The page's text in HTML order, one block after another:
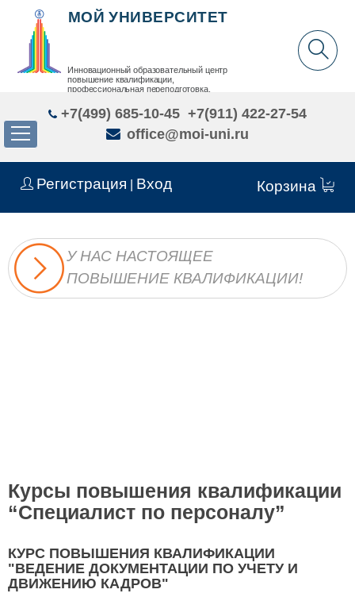
Регистрация Вход Корзина
МОЙ УНИВЕРСИТЕТ
Инновационный образовательный центр
повышение квалификации,
профессиональная переподготовка,
+7(499) 685-10-45 +7(911) 422-27-54
office@moi-uni.ru
У НАС НАСТОЯЩЕЕ
ПОВЫШЕНИЕ КВАЛИФИКАЦИИ!
Курсы повышения квалификации
“Специалист по персоналу”
КУРС ПОВЫШЕНИЯ КВАЛИФИКАЦИИ
"ВЕДЕНИЕ ДОКУМЕНТАЦИИ ПО УЧЕТУ И
ДВИЖЕНИЮ КАДРОВ"